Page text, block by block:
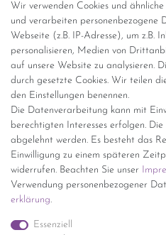
Wir verwenden Cookies und
und verarbeiten personenbezogene
Webseite (z.B. IP-Adresse), um z.B.
personalisieren, Medien von
auf unsere Website zu analysieren.
durch gesetzte Cookies. Wir teilen
den Einstellungen benennen.
Die Datenverarbeitung kann mit
berechtigten Interesses erfolgen.
abgelehnt werden. Es besteht das
Einwilligung zu einem späteren
widerrufen. Beachten Sie unser
Verwendung personenbezogener
erklärung.
Essenziell
Versandinformationen
Versand per GLS (6,90 Euro) oder
(innerhalb Deutschlands)
kostenfreie Lieferung ab 150 Euro
Deutschlands)
Übersicht Internationale
Wir kaufen an
Sie haben zuviel Porzellan im
Einfach unverbindliches Angebot
*Endpreis inkl. MwSt. (Dieser